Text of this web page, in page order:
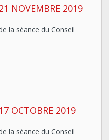
NOVEMBRE 2019
la séance du Conseil
OCTOBRE 2019
la séance du Conseil